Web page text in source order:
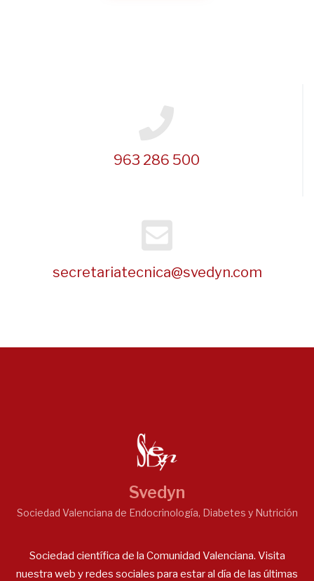
963 286 500
secretariatecnica@svedyn.com
Svedyn
Sociedad Valenciana de Endocrinología, Diabetes y Nutrición
Sociedad científica de la Comunidad Valenciana. Visita
nuestra web y redes sociales para estar al día de las últimas